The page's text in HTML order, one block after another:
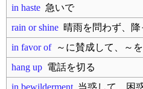
in haste 急いで
rain or shine 晴雨を問わず、
in favor of～に賛成して、～
hang up 電話を切る
in bewilderment 当惑して、困